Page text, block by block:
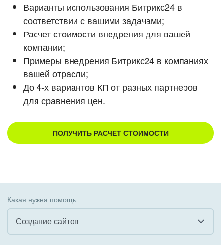
Варианты использования Битрикс24 в
соответствии с вашими задачами;
Расчет стоимости внедрения для вашей
компании;
Примеры внедрения Битрикс24 в компаниях
вашей отрасли;
До 4-х вариантов КП от разных партнеров
для сравнения цен.
ПОЛУЧИТЬ РАСЧЕТ СТОИМОСТИ
Какая нужна помощь
Создание сайтов